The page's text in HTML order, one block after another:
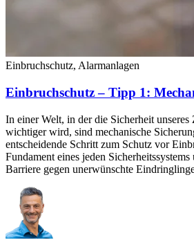
Einbruchschutz, Alarmanlagen
Einbruchschutz – Tipp 1:
In einer Welt, in der die Sicherheit unseres
wichtiger wird, sind mechanische
entscheidende Schritt zum Schutz vor
Fundament eines jeden
Barriere gegen unerwünschte